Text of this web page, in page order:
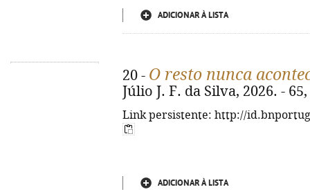
ADICIONAR À LISTA
20 - O resto nunca
Júlio J. F. da Silva, 2026. -
Link persistente: http://
ADICIONAR À LISTA